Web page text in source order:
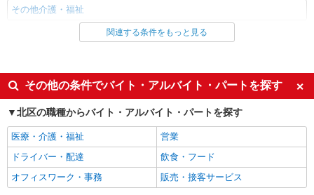
その他介護・福祉
同じ雇用形態から赤羽駅の求人を探す
同じ特徴から赤羽駅の求人を探す
入社日応相談
未経験歓迎
経験者・有資格者歓迎
新卒・第二新卒歓迎
女性活躍中
主婦・主夫歓迎
フリーター歓迎
学歴不問
ブランクOK
ミドル（40代～）活躍中
関連する条件をもっと見る
その他の条件でバイト・アルバイト・パートを探す
北区の職種からバイト・アルバイト・パートを探す
医療・介護・福祉
営業
ドライバー・配達
飲食・フード
オフィスワーク・事務
販売・接客サービス